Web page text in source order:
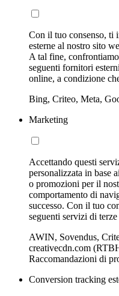
Con il tuo consenso, ti
esterne al nostro sito
A tal fine,
seguenti fornitori
online, a condizione
Bing, Criteo, Meta,
Marketing
Accettando questi
personalizzata in base
o promozioni per il
comportamento di
successo. Con il tuo
seguenti servizi di
AWIN, Sovendus,
creativecdn.com
Raccomandazioni di
Conversion tracking